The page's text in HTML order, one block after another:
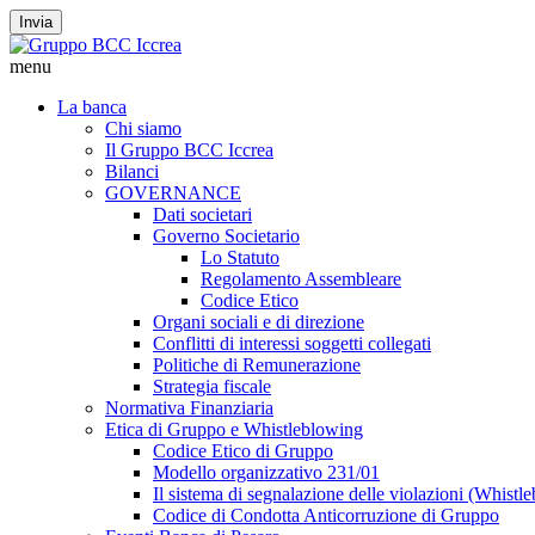
Invia
menu
La banca
Chi siamo
Il Gruppo BCC Iccrea
Bilanci
GOVERNANCE
Dati societari
Governo Societario
Lo Statuto
Regolamento Assembleare
Codice Etico
Organi sociali e di direzione
Conflitti di interessi soggetti collegati
Politiche di Remunerazione
Strategia fiscale
Normativa Finanziaria
Etica di Gruppo e Whistleblowing
Codice Etico di Gruppo
Modello organizzativo 231/01
Il sistema di segnalazione delle violazioni
Codice di Condotta Anticorruzione di Gruppo